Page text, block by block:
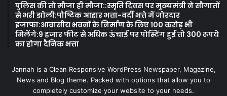
पुलिस की तो मौजा ही मौजा::स्मृति दिवस पर मुख्यमंत्री ने सौगातों
से भरी झोली:पौष्टिक आहार भत्ता-वर्दी भत्ते में जोरदार
इजाफा:आवासीय भवनों के निर्माण के लिए 100 करोड़ भी
मिलेंगे:9 हजार फीट से अधिक ऊंचाई पर पोस्टिंग हुई तो 300 रूपये
का होगा दैनिक भत्ता
Jannah is a Clean Responsive WordPress Newspaper, Magazine,
News and Blog theme. Packed with options that allow you to
completely customize your website to your needs.